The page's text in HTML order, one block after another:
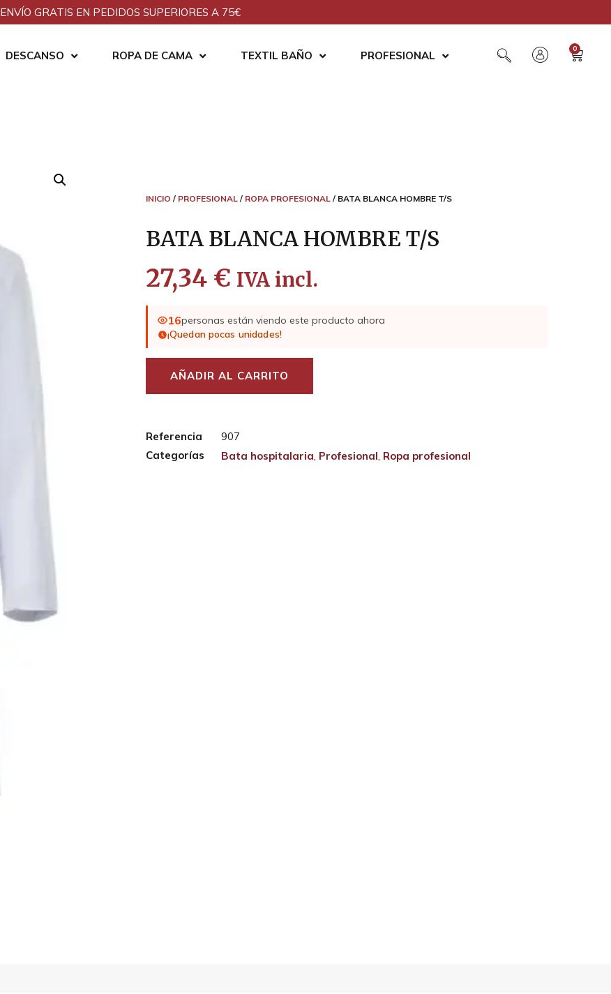
ENVÍO GRATIS EN PEDIDOS SUPERIORES A 75€
DESCANSO ROPA DE CAMA TEXTIL BAÑO PROFESIONAL
0
INICIO / PROFESIONAL/ ROPA PROFESIONAL/ BATA BLANCA HOMBRE T/S
BATA BLANCA HOMBRE T/S
27,34 € IVA incl.
16personas están viendo este producto ahora
¡Quedan pocas unidades!
AÑADIR AL CARRITO
Referencia
907
Categorías
Bata hospitalaria, Profesional, Ropa profesional